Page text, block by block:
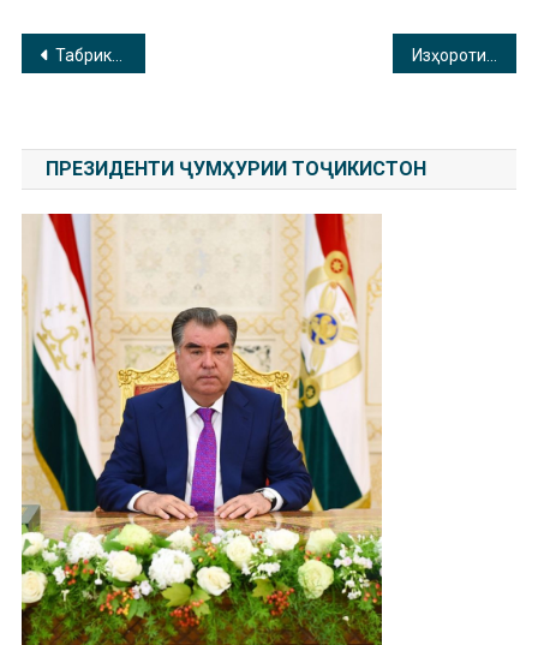
Навигация
записям
Табрикоти раиси ноҳияи Хуросон муҳтарам Р. Сафарзода бахшида ба «Соли нави мелодӣ»
ПРЕЗИДЕНТИ ҶУМҲУРИИ ТОҶИКИСТОН